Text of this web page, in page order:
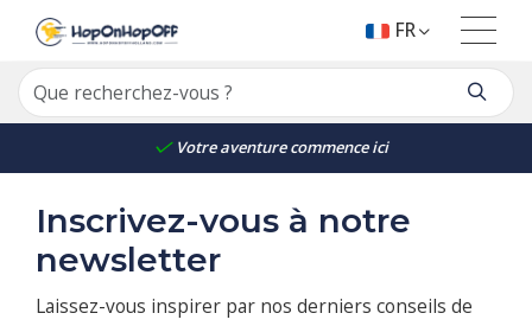
Votre aventure commence ici
FR
Inscrivez-vous à notre
newsletter
Laissez-vous inspirer par nos derniers conseils de